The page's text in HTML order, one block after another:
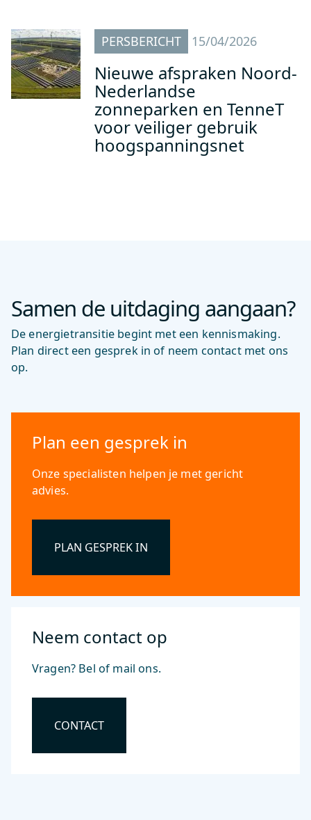
PERSBERICHT 15/04/2026
Nieuwe afspraken Noord-
Nederlandse
zonneparken en TenneT
voor veiliger gebruik
hoogspanningsnet
Samen de uitdaging aangaan?
De energietransitie begint met een kennismaking.
Plan direct een gesprek in of neem contact met ons
op.
Plan een gesprek in
Onze specialisten helpen je met gericht
advies.
PLAN GESPREK IN
Neem contact op
Vragen? Bel of mail ons.
CONTACT